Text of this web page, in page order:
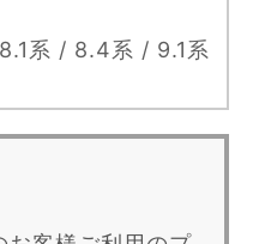
系 / 8.4系 / 9.1系